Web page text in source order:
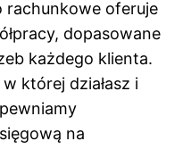
rachunkowe oferuje
dopasowane
każdego klienta.
której działasz i
na